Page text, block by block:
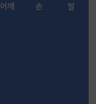
어깨 손 발